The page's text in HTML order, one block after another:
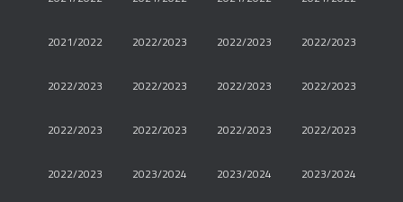
2021/2022 2022/2023 2022/2023 2022/2023
2022/2023 2022/2023 2022/2023 2022/2023
2022/2023 2022/2023 2022/2023 2022/2023
2022/2023 2023/2024 2023/2024 2023/2024